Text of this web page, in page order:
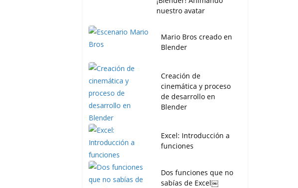
nuestro avatar
Mario Bros creado en
Blender
Creación de
cinemática y proceso
de desarrollo en
Blender
Excel: Introducción a
funciones
Dos funciones que no
sabías de Excel￼